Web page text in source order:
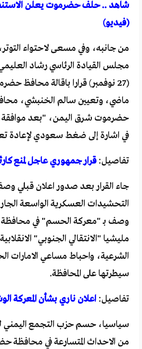
شاهد .. حلف حضرموت يعلن
(فيديو)
من جانبه، وفي مسعى لاحتواء
مجلس القيادة الرئاسي رشاد
(27 نوفمبر) قرارا باقالة محافظ
ماضي، وتعيين سالم الخنبشي،
حضرموت شرق اليمن، "بعد موافقة
في اشارة إلى ضغط سعودي لإعادة
تفاصيل:قرار جمهوري عاجل لمنع
جاء القرار بعد صدور اعلان قبلي
التحشيدات العسكرية الواسعة
وصف بـ "معركة الحسم" في
مليشيا "الانتقالي الجنوبي"
الشرعية، واحباط مساعي الامارات
سيطرتها على المحافظة.
تفاصيل: اعلان ناري بشأن المعركة
سياسيا، حسم حزب التجمع اليمني
من الاحداث المتسارعة في محافظة